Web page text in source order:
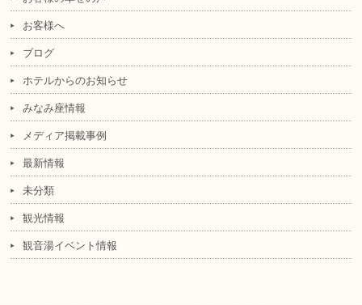
お客様へ
ブログ
ホテルからのお知らせ
みなみ座情報
メディア掲載事例
最新情報
未分類
観光情報
観音湯イベント情報